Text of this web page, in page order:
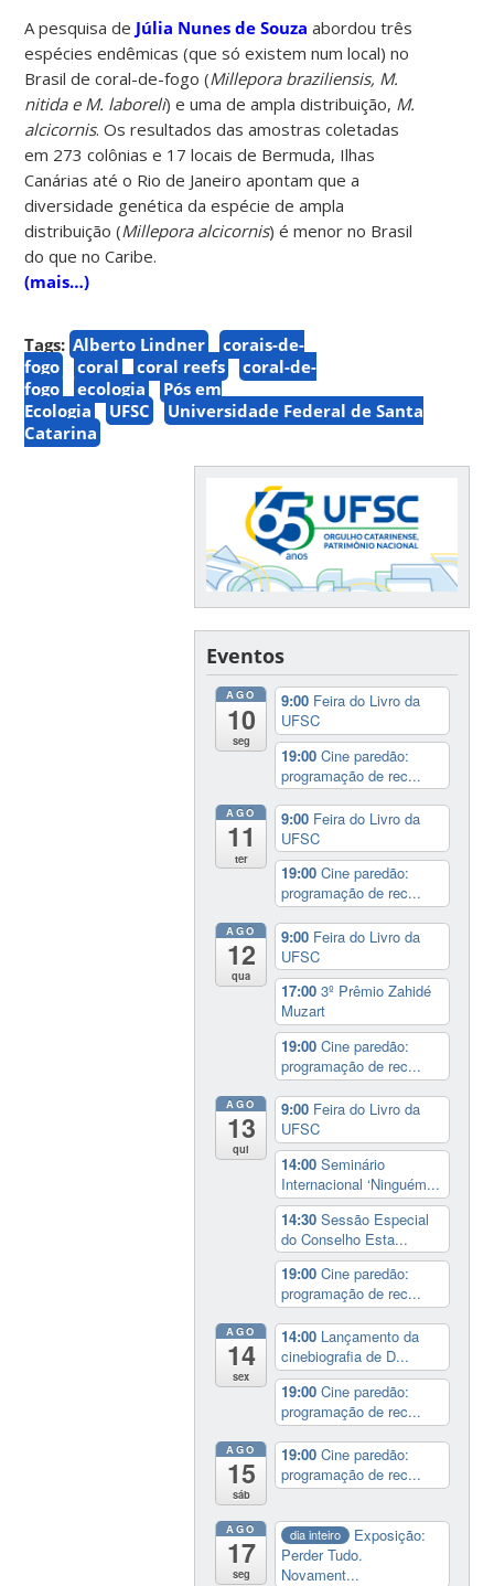
A pesquisa de Júlia Nunes de Souza abordou três
espécies endêmicas (que só existem num local) no
Brasil de coral-de-fogo (Millepora braziliensis, M.
nitida e M. laboreli) e uma de ampla distribuição, M.
alcicornis. Os resultados das amostras coletadas
em 273 colônias e 17 locais de Bermuda, Ilhas
Canárias até o Rio de Janeiro apontam que a
diversidade genética da espécie de ampla
distribuição (Millepora alcicornis) é menor no Brasil
do que no Caribe.
(mais…)
Tags: Alberto Lindner
corais-de-
fogo
coral coral reefs
coral-de-
fogo
ecologia
Pós em
Ecologia
UFSC
Universidade Federal de Santa
Catarina
Eventos
AGO
10
seg
9:00 Feira do Livro da
UFSC
19:00Cine paredão:
programação de rec...
AGO
11
ter
9:00 Feira do Livro da
UFSC
19:00Cine paredão:
programação de rec...
AGO
12
qua
9:00 Feira do Livro da
UFSC
17:003º Prêmio Zahidé
Muzart
19:00Cine paredão:
programação de rec...
AGO
13
qui
9:00 Feira do Livro da
UFSC
14:00Seminário
Internacional ‘Ninguém...
14:30Sessão Especial
do Conselho Esta...
19:00Cine paredão:
programação de rec...
AGO
14
sex
14:00 Lançamento da
cinebiografia de D...
19:00Cine paredão:
programação de rec...
AGO
15
sáb
19:00Cine paredão:
programação de rec...
AGO
17
seg
dia inteiro
Exposição:
Perder Tudo.
Novament...